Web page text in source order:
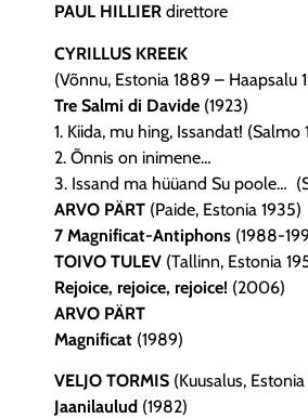
PAUL HILLIER direttore
CYRILLUS KREEK
(Võnnu, Estonia 1889 – Haapsalu
Tre Salmi di Davide (1923)
1. Kiida, mu hing, Issandat! (Salmo
2. Õnnis on inimene…
3. Issand ma hüüand Su poole…
ARVO PÄRT (Paide, Estonia 1935)
7 Magnificat-Antiphons (1988-
TOIVO TULEV (Tallinn, Estonia
Rejoice, rejoice, rejoice! (2006)
ARVO PÄRT
Magnificat (1989)
VELJO TORMIS (Kuusalus,
Jaanilaulud (1982)